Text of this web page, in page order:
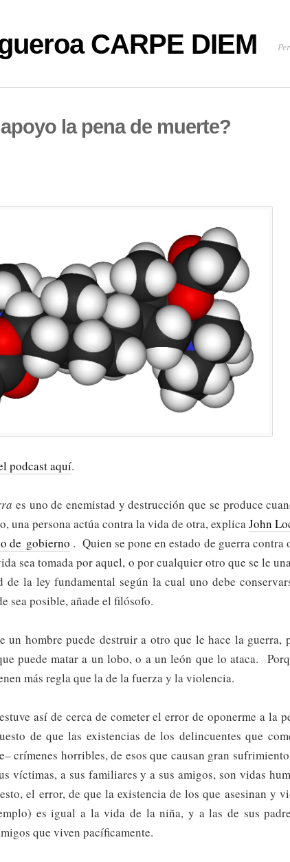
CARPE DIEM
la pena de muerte?
podcast aquí.
es uno de enemistad y destrucción que se produce
una persona actúa contra la vida de otra, explicaJohn
de gobierno . Quien se pone en estado de guerra contra
sea tomada por aquel, o por cualquier otro que se le
de la ley fundamental según la cual uno debe
sea posible, añade el filósofo.
un hombre puede destruir a otro que le hace la guerra,
puede matar a un lobo, o a un león que lo ataca.
más regla que la de la fuerza y la violencia.
así de cerca de cometer el error de oponerme a la
de que las existencias de los delincuentes que
crímenes horribles, de esos que causan gran
víctimas, a sus familiares y a sus amigos, son vidas
el error, de que la existencia de los que asesinan y
es igual a la vida de la niña, y a las de sus
que viven pacíficamente.